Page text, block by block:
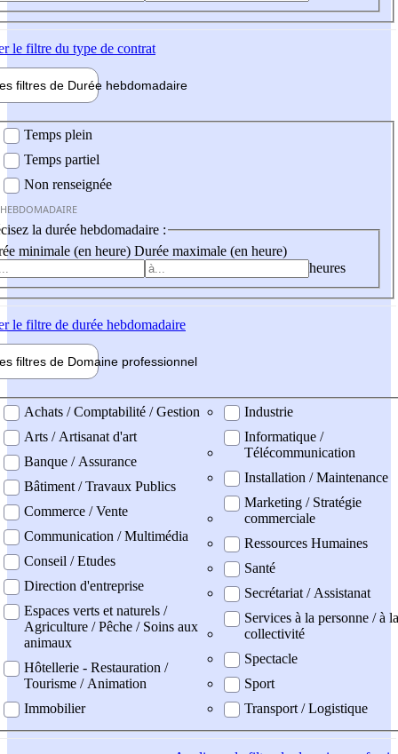
le filtre du type de contrat
filtres de Durée hebdomadaire
Temps plein
Temps partiel
Non renseignée
la durée hebdomadaire :
minimale (en heure) Durée maximale (en heure)
heures
le filtre de durée hebdomadaire
filtres de Domaine professionnel
professionel
Achats / Comptabilité / Gestion
Arts / Artisanat d'art
Banque / Assurance
Bâtiment / Travaux Publics
Commerce / Vente
Communication / Multimédia
Conseil / Etudes
Direction d'entreprise
Espaces verts et naturels /
Agriculture / Pêche / Soins aux
animaux
Hôtellerie - Restauration /
Tourisme / Animation
Immobilier
Industrie
Informatique /
Télécommunication
Installation / Maintenance
Marketing / Stratégie
commerciale
Ressources Humaines
Santé
Secrétariat / Assistanat
Services à la personne / à la
collectivité
Spectacle
Sport
Transport / Logistique